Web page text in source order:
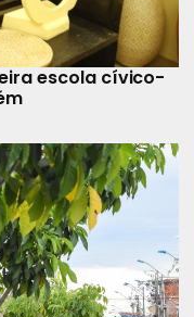
escola cívico-